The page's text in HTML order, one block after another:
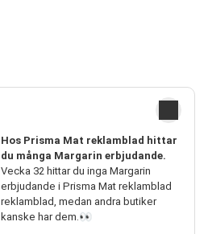
Hos Prisma Mat reklamblad hittar
du många Margarin erbjudande.
Vecka 32 hittar du inga Margarin
erbjudande i Prisma Mat reklamblad
reklamblad, medan andra butiker
kanske har dem.👀